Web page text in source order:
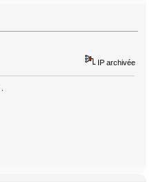
IP archivée